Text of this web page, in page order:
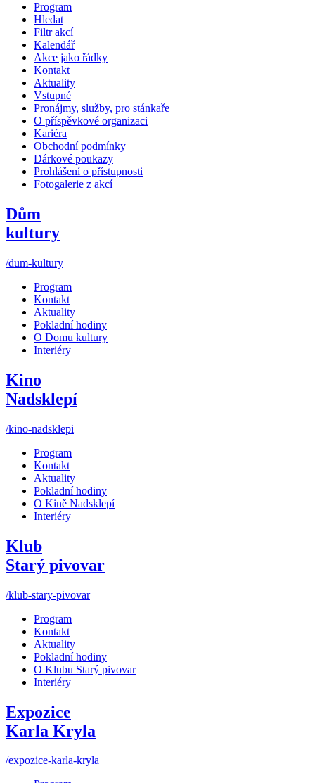
Program
Hledat
Filtr akcí
Kalendář
Akce jako řádky
Kontakt
Aktuality
Vstupné
Pronájmy, služby, pro stánkaře
O příspěvkové organizaci
Kariéra
Obchodní podmínky
Dárkové poukazy
Prohlášení o přístupnosti
Fotogalerie z akcí
Dům
kultury
/dum-kultury
Program
Kontakt
Aktuality
Pokladní hodiny
O Domu kultury
Interiéry
Kino
Nadsklepí
/kino-nadsklepi
Program
Kontakt
Aktuality
Pokladní hodiny
O Kině Nadsklepí
Interiéry
Klub
Starý pivovar
/klub-stary-pivovar
Program
Kontakt
Aktuality
Pokladní hodiny
O Klubu Starý pivovar
Interiéry
Expozice
Karla Kryla
/expozice-karla-kryla